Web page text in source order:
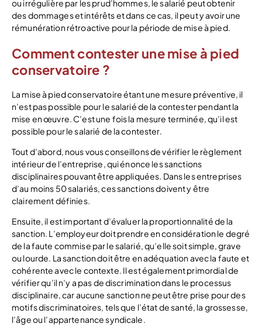
ou irrégulière par les prud’hommes, le salarié peut obtenir
des dommages et intérêts et dans ce cas, il peut y avoir une
rémunération rétroactive pour la période de mise à pied.
Comment contester une mise à pied
conservatoire ?
La mise à pied conservatoire étant une mesure préventive, il
n’est pas possible pour le salarié de la contester pendant la
mise en œuvre. C’est une fois la mesure terminée, qu’il est
possible pour le salarié de la contester.
Tout d’abord, nous vous conseillons de vérifier le règlement
intérieur de l’entreprise, qui énonce les sanctions
disciplinaires pouvant être appliquées. Dans les entreprises
d’au moins 50 salariés, ces sanctions doivent y être
clairement définies.
Ensuite, il est important d’évaluer la proportionnalité de la
sanction. L’employeur doit prendre en considération le degré
de la faute commise par le salarié, qu’elle soit simple, grave
ou lourde. La sanction doit être en adéquation avec la faute et
cohérente avec le contexte. Il est également primordial de
vérifier qu’il n’y a pas de discrimination dans le processus
disciplinaire, car aucune sanction ne peut être prise pour des
motifs discriminatoires, tels que l’état de santé, la grossesse,
l’âge ou l’appartenance syndicale.